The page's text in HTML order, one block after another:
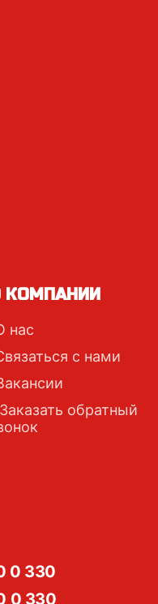
КОМПАНИИ
нас
с нами
Заказать обратный
0 330
0 330